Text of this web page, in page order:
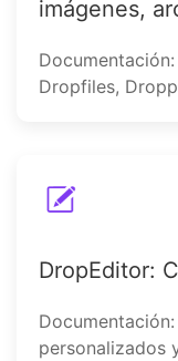
imágenes,
Dropfiles,
DropEditor:
personalizados